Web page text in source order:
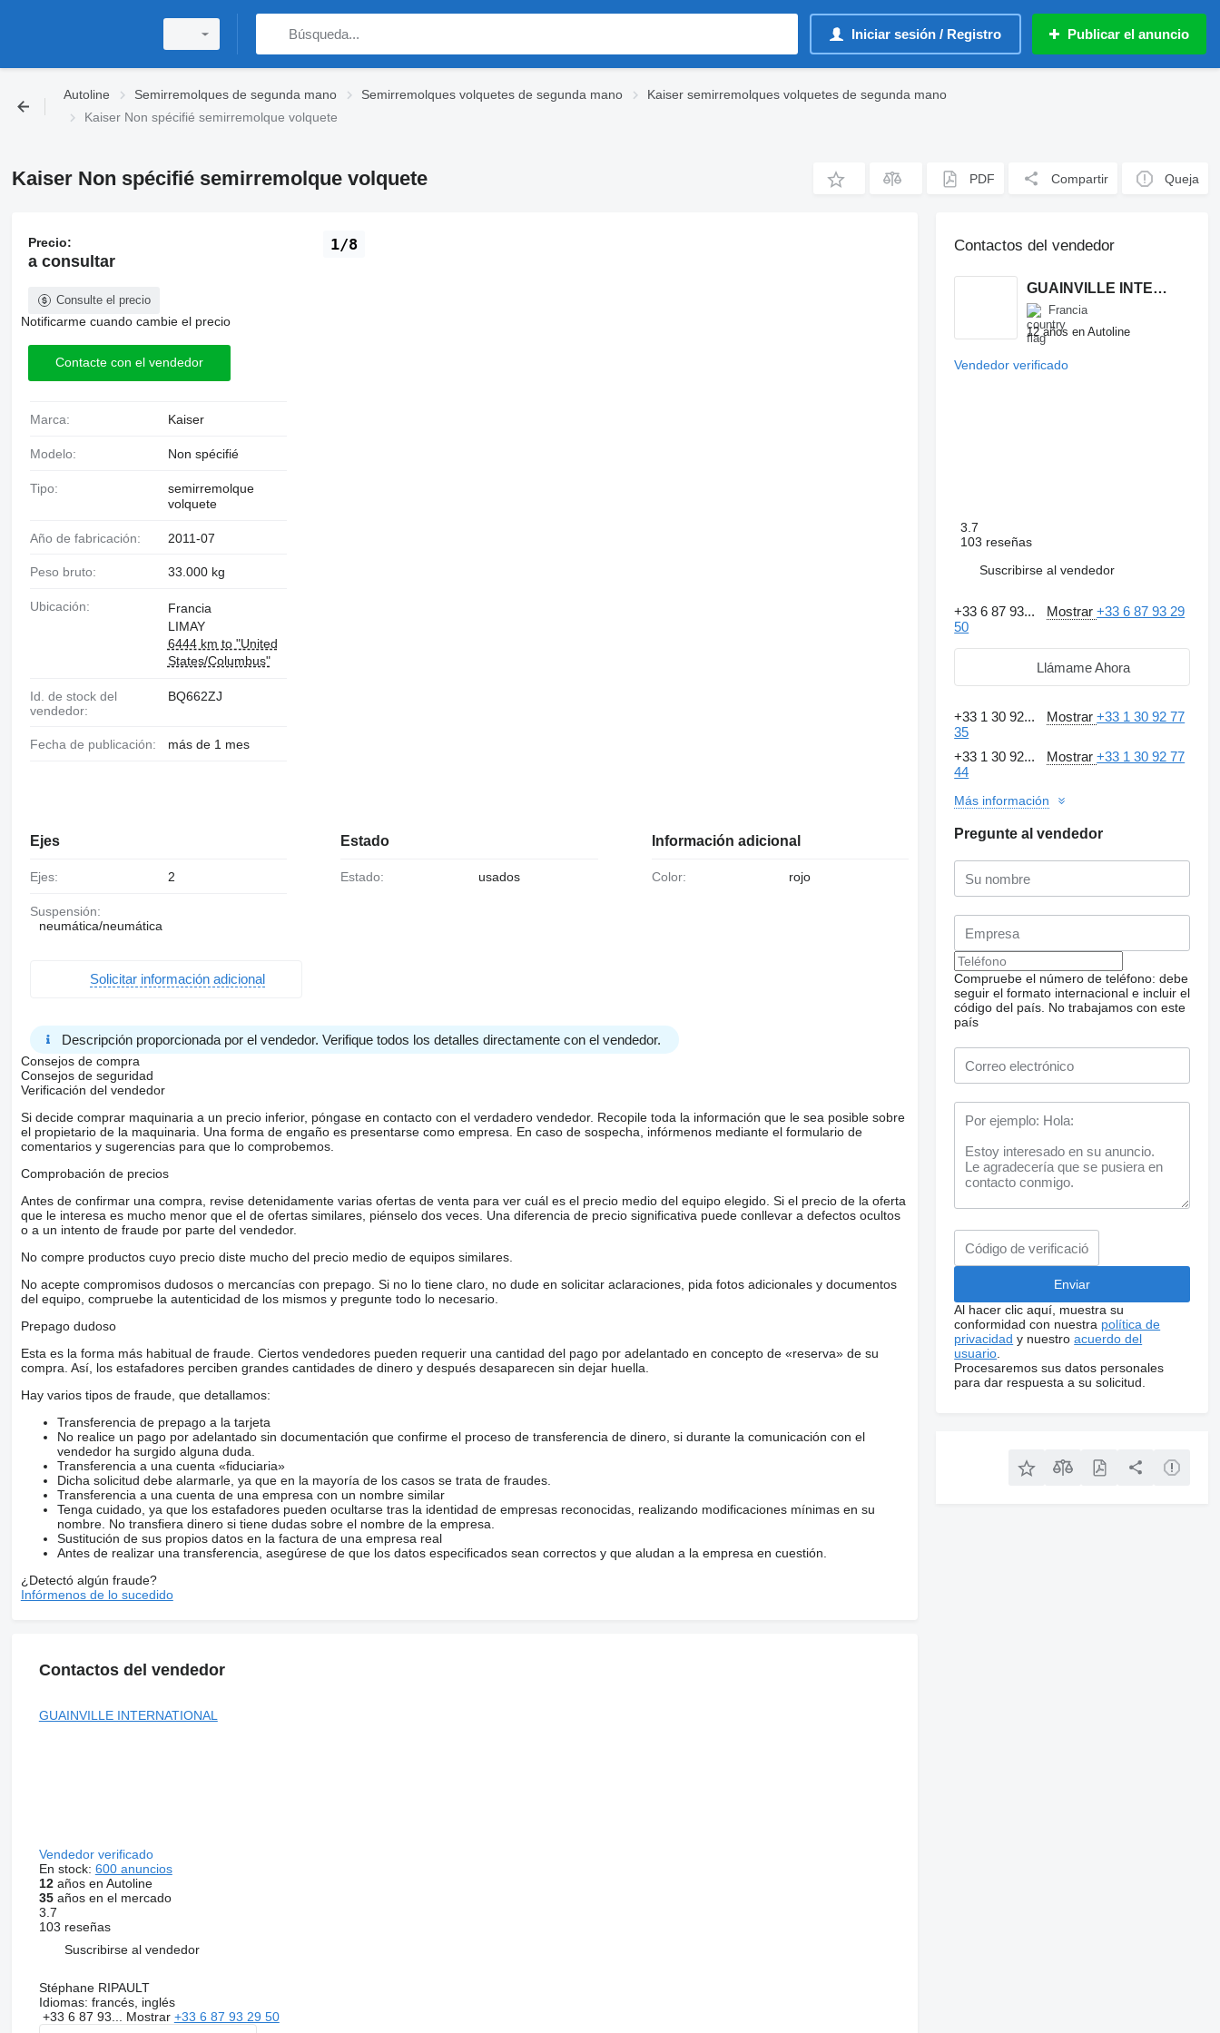
Iniciar sesión / Registro Publicar el anuncio
Autoline Semirremolques de segunda mano Semirremolques volquetes de segunda mano
Kaiser semirremolques volquetes de segunda mano
Kaiser Non spécifié semirremolque volquete
Kaiser Non spécifié semirremolque volquete PDF Compartir Queja
1/8
Precio:
a consultar
Consulte el precio
Notificarme cuando cambie el precio
Contacte con el vendedor
Marca: Kaiser
Modelo: Non spécifié
Tipo:
semirremolque
volquete
Año de fabricación: 2011-07
Peso bruto: 33.000 kg
Ubicación:
Francia
LIMAY
6444 km to "United
States/Columbus"
Id. de stock del
vendedor:
BQ662ZJ
Fecha de publicación: más de 1 mes
Ejes
Ejes: 2
Suspensión:
neumática/neumática
Estado
Estado: usados
Información adicional
Color: rojo
Solicitar información adicional
Descripción proporcionada por el vendedor. Verifique todos los detalles directamente con el vendedor.
Consejos de compra
Consejos de seguridad
Verificación del vendedor
Si decide comprar maquinaria a un precio inferior, póngase en contacto con el verdadero vendedor. Recopile toda la información que le sea posible sobre
el propietario de la maquinaria. Una forma de engaño es presentarse como empresa. En caso de sospecha, infórmenos mediante el formulario de
comentarios y sugerencias para que lo comprobemos.
Comprobación de precios
Antes de confirmar una compra, revise detenidamente varias ofertas de venta para ver cuál es el precio medio del equipo elegido. Si el precio de la oferta
que le interesa es mucho menor que el de ofertas similares, piénselo dos veces. Una diferencia de precio significativa puede conllevar a defectos ocultos
o a un intento de fraude por parte del vendedor.
No compre productos cuyo precio diste mucho del precio medio de equipos similares.
No acepte compromisos dudosos o mercancías con prepago. Si no lo tiene claro, no dude en solicitar aclaraciones, pida fotos adicionales y documentos
del equipo, compruebe la autenticidad de los mismos y pregunte todo lo necesario.
Prepago dudoso
Esta es la forma más habitual de fraude. Ciertos vendedores pueden requerir una cantidad del pago por adelantado en concepto de «reserva» de su
compra. Así, los estafadores perciben grandes cantidades de dinero y después desaparecen sin dejar huella.
Hay varios tipos de fraude, que detallamos:
Transferencia de prepago a la tarjeta
No realice un pago por adelantado sin documentación que confirme el proceso de transferencia de dinero, si durante la comunicación con el
vendedor ha surgido alguna duda.
Transferencia a una cuenta «fiduciaria»
Dicha solicitud debe alarmarle, ya que en la mayoría de los casos se trata de fraudes.
Transferencia a una cuenta de una empresa con un nombre similar
Tenga cuidado, ya que los estafadores pueden ocultarse tras la identidad de empresas reconocidas, realizando modificaciones mínimas en su
nombre. No transfiera dinero si tiene dudas sobre el nombre de la empresa.
Sustitución de sus propios datos en la factura de una empresa real
Antes de realizar una transferencia, asegúrese de que los datos especificados sean correctos y que aludan a la empresa en cuestión.
¿Detectó algún fraude?
Infórmenos de lo sucedido
Contactos del vendedor
GUAINVILLE INTERNATIONAL
Vendedor verificado
En stock: 600 anuncios
12años en Autoline
35años en el mercado
3.7
103 reseñas
Suscribirse al vendedor
Stéphane RIPAULT
Idiomas: francés, inglés
+33 6 87 93... Mostrar +33 6 87 93 29 50
Contactos del vendedor
GUAINVILLE INTERNATIONAL
Francia
12 años en Autoline
Vendedor verificado
3.7
103 reseñas
Suscribirse al vendedor
+33 6 87 93... Mostrar+33 6 87 93 29
50
Llámame Ahora
+33 1 30 92... Mostrar+33 1 30 92 77
35
+33 1 30 92...
Mostrar+33 1 30 92 77
44
Más información
Pregunte al vendedor
Compruebe el número de teléfono: debe
seguir el formato internacional e incluir el
código del país. No trabajamos con este
país
Al hacer clic aquí, muestra su
conformidad con nuestra política de
privacidad y nuestroacuerdo del
usuario
Procesaremos sus datos personales
para dar respuesta a su solicitud.